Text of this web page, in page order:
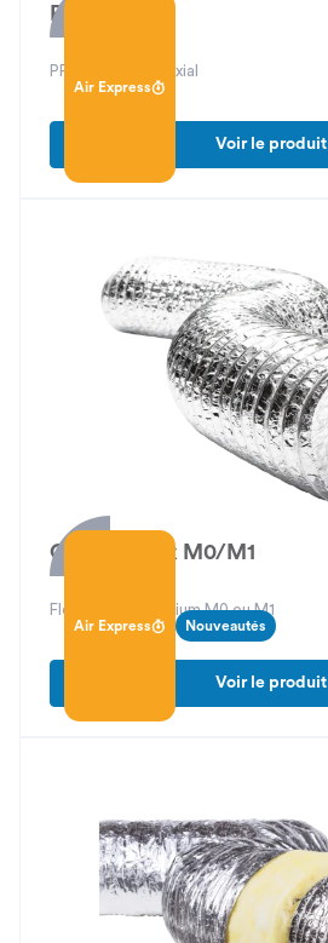
Air Express
PFU 40
PFU 40 piquage axial
Voir le produit
Air Express Nouveautés
Compri-Flex M0/M1
Flexible nu aluminium M0 ou M1
Voir le produit